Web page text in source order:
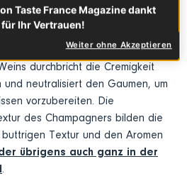
Champagner g.U.
immer eine Flasche Sekt. Der
durchbricht die Cremigkeit
neutralisiert den Gaumen, um
vorzubereiten. Die
des Champagners bilden die
Textur und den Aromen
übrigens auch ganz in der
.
Taste France Magazine dankt
für Ihr Vertrauen!
Weiter ohne Akzeptieren